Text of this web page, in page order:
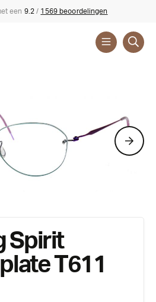
een 9.2 / 1569 beoordelingen
Spirit
T611